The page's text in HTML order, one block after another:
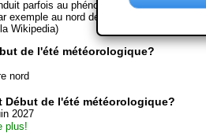
parfois au phénomène de nuits blanches,
exemple au nord de la Scandinavie. (Avec
Wikipedia)
de l'été météorologique?
nord
Début de l'été météorologique?
2027
plus!